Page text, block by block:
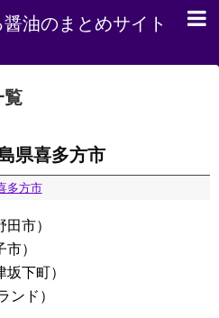
油のまとめサイト
覧
県喜多方市
多方市
市）
）
下町）
ンド）